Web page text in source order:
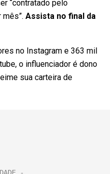
“contratado pelo
mês”. Assista no final da
no Instagram e 363 mil
o influenciador é dono
sua carteira de